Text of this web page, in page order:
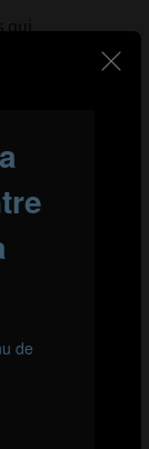
qui
pour
en
la